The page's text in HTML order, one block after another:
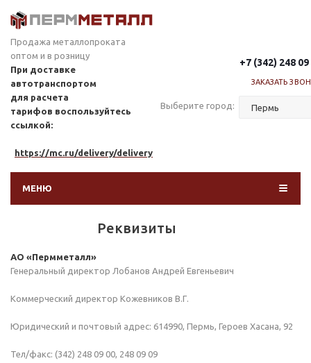
Продажа металлопроката
оптом и в розницу
При доставке
автотранспортом
для расчета
тарифов воспользуйтесь
ссылкой:
https://mc.ru/delivery/delivery
+7 (342) 248 09
ЗАКАЗАТЬ
Выберите город:
МЕНЮ
Реквизиты
АО «Пермметалл»
Генеральный директор Лобанов Андрей Евгеньевич
Коммерческий директор Кожевников В.Г.
Юридический и почтовый адрес: 614990, Пермь, Героев Хасана, 92
Тел/факс: (342) 248 09 00, 248 09 09